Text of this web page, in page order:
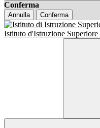
Conferma
Annulla Conferma
Istituto d'Istruzione